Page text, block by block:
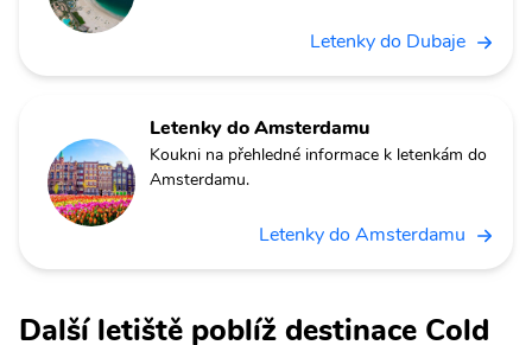
Letenky do Dubaje
Letenky do Amsterdamu
Koukni na přehledné informace k letenkám do
Amsterdamu.
Letenky do Amsterdamu
Další letiště poblíž destinace Cold